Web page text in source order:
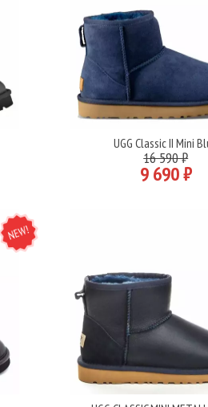
Подробнее
UGG Classic II Mini
16 590 ₽
9 690 ₽
NEW